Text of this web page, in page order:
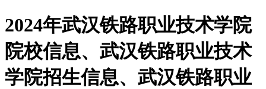
2024年武汉铁路职业技术学院
院校信息、武汉铁路职业技术
学院招生信息、武汉铁路职业